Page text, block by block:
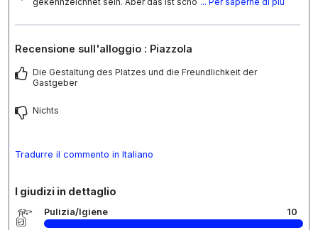
Recensione sull'alloggio : Piazzola
Die Gestaltung des Platzes und die Freundlichkeit der
Gastgeber
Nichts
Tradurre il commento in Italiano
I giudizi in dettaglio
Pulizia/Igiene 10